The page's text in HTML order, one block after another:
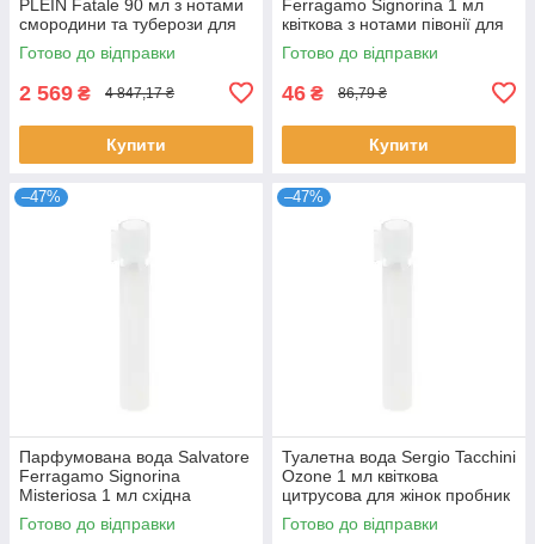
PLEIN Fatale 90 мл з нотами
смородини та туберози для
жінок елітні Філіп Плейн
Готово до відправки
2 569 ₴ 4 847,17 ₴
Купити
Ferragamo Signorina 1 мл
квіткова з нотами півонії для
жінок розпив Сальваторе
Готово до відправки
46 ₴ 86,79 ₴
Купити
–47%
Парфумована вода Salvatore
Ferragamo Signorina
Misteriosa 1 мл східна
квіткова для жінок розпив
Сальваторе
Готово до відправки
–47%
Туалетна вода Sergio Tacchini
Ozone 1 мл квіткова
цитрусова для жінок пробник
розпив Серджіо Таччіні
Готово до відправки